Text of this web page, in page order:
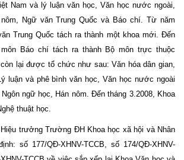
Nam và lý luận văn học, Văn học nước ngoài,
Ngữ văn Trung Quốc và Báo chí. Từ năm
Trung Quốc tách ra thành một khoa mới. Đến
Báo chí tách ra thành Bộ môn trực thuộc
lại được tổ chức như sau: Văn hóa dân gian,
luận và phê bình văn học, Văn học nước ngoài
ngữ học, Hán nôm. Đến tháng 3.2008, Khoa
thuật học.
trưởng Trường ĐH Khoa học xã hội và Nhân
số 177/QĐ-XHNV-TCCB, số 174/QĐ-XHNV-